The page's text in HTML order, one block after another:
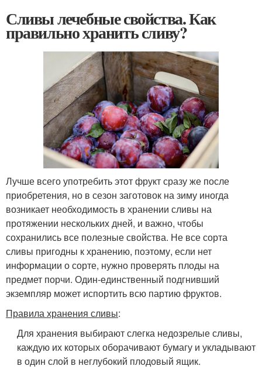
Сливы лечебные свойства. Как
правильно хранить сливу?
Лучше всего употребить этот фрукт сразу же после
приобретения, но в сезон заготовок на зиму иногда
возникает необходимость в хранении сливы на
протяжении нескольких дней, и важно, чтобы
сохранились все полезные свойства. Не все сорта
сливы пригодны к хранению, поэтому, если нет
информации о сорте, нужно проверять плоды на
предмет порчи. Один-единственный подгнивший
экземпляр может испортить всю партию фруктов.
Правила хранения сливы:
Для хранения выбирают слегка недозрелые сливы,
каждую их которых оборачивают бумагу и укладывают
в один слой в неглубокий плодовый ящик.